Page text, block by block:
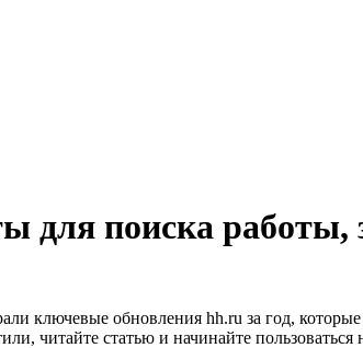
для поиска работы,
ключевые обновления hh.ru за год,
читайте статью и начинайте